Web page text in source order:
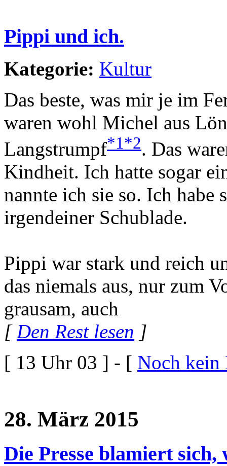
Pippi und ich.
Kategorie: Kultur
Das beste, was mir je im
waren wohl Michel aus
Langstrumpf*1*2. Das
Kindheit. Ich hatte sogar
nannte ich sie so. Ich habe
irgendeiner Schublade.
Pippi war stark und reich
das niemals aus, nur zum
grausam, auch
[Den Rest lesen ]
[ 13 Uhr 03 ] - [ Noch kein
28. März 2015
Die Presse blamiert sich,